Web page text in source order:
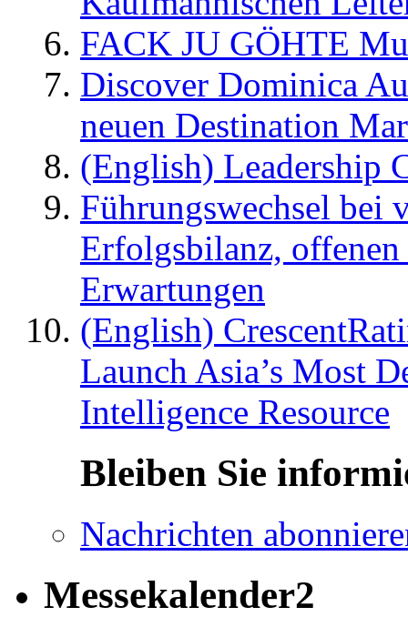
FACK JU GÖHTE
Discover Dominica
neuen Destination
(English) Leadership
Führungswechsel bei
Erfolgsbilanz,
Erwartungen
(English)
Launch Asia’s Most
Intelligence Resource
Bleiben Sie
Nachrichten
Messekalender2